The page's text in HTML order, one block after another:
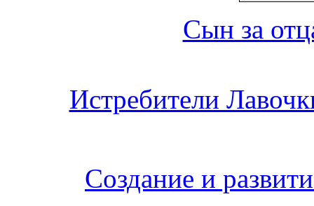
Сын за
Истребители
Создание и